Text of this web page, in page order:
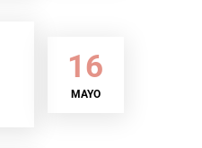
16
MAYO